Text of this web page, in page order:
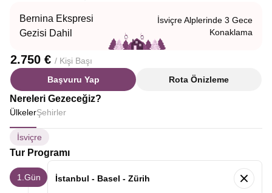
Bernina Ekspresi
Gezisi Dahil
İsviçre Alplerinde 3 Gece
Konaklama
2.750 € / Kişi Başı
Başvuru Yap
Rota Önizleme
Nereleri Gezeceğiz?
ÜlkelerŞehirler
İsviçre
Tur Programı
1.Gün İstanbul - Basel - Zürih